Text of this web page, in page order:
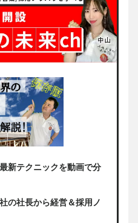
新テクニックを動画で分
の社長から経営＆採用ノ